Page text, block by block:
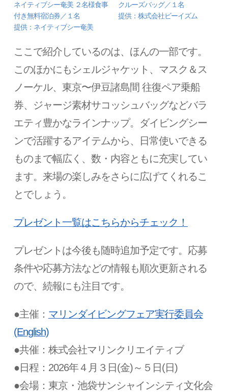
ネイティブシー奄美 ２名様食事
付き無料宿泊券／１名
提供：ネイティブシー奄美
クルーズバッグ／１名
提供：株式会社ビーイズム
ここで紹介しているのは、ほんの一部です。
このほかにもシェルジャケット、マスク＆ス
ノーケル、東京〜伊豆諸島間 往復ペア乗船
券、ジャージ素材サコッシュバッグなどバラ
エティ豊かなラインナップ。ダイビングシー
ンで活躍するアイテムから、日常使いできる
ものまで幅広く、数・内容ともに充実してい
ます。来場の楽しみをさらに広げてくれるこ
とでしょう。
プレゼント一覧はこちらからチェック！
プレゼントは今後も随時追加予定です。応募
条件や応募方法などの情報も順次更新される
ので、続報にも注目です。
●主催： マリンダイビングフェア実行委員会
(English)
●共催：株式会社マリンクリエイティブ
●日程：2026年４月３日(金)～５日(日)
●会場：東京・池袋サンシャインシティ文化会